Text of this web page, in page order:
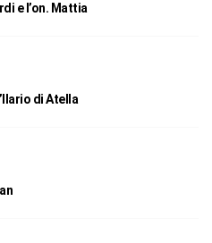
e l’on. Mattia
di Atella